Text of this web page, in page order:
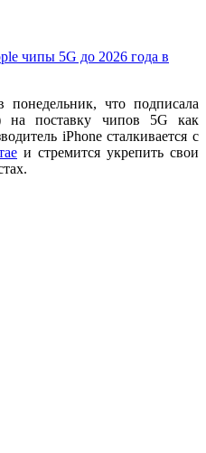
чипы 5G до 2026 года в
понедельник, что подписала
на поставку чипов 5G как
iPhone сталкивается с
и стремится укрепить свои